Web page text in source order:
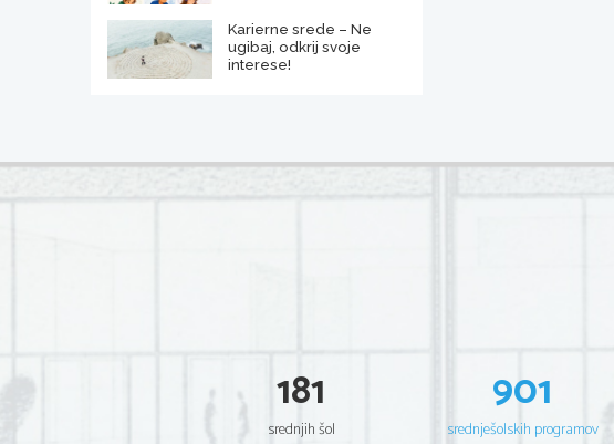
Karierne srede – Ne
ugibaj, odkrij svoje
interese!
181
srednjih šol
901
srednješolskih programov